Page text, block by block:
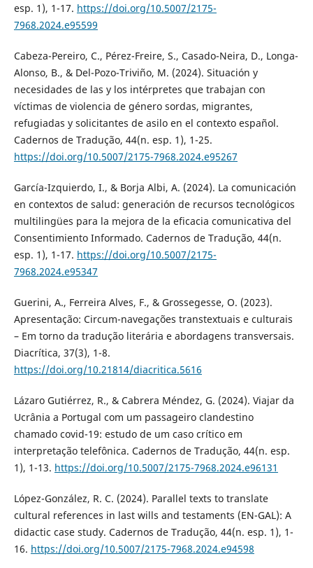
esp. 1), 1-17. https://doi.org/10.5007/2175-
7968.2024.e95599
Cabeza-Pereiro, C., Pérez-Freire, S., Casado-Neira, D., Longa-
Alonso, B., & Del-Pozo-Triviño, M. (2024). Situación y
necesidades de las y los intérpretes que trabajan con
víctimas de violencia de género sordas, migrantes,
refugiadas y solicitantes de asilo en el contexto español.
Cadernos de Tradução, 44(n. esp. 1), 1-25.
https://doi.org/10.5007/2175-7968.2024.e95267
García-Izquierdo, I., & Borja Albi, A. (2024). La comunicación
en contextos de salud: generación de recursos tecnológicos
multilingües para la mejora de la eficacia comunicativa del
Consentimiento Informado. Cadernos de Tradução, 44(n.
esp. 1), 1-17. https://doi.org/10.5007/2175-
7968.2024.e95347
Guerini, A., Ferreira Alves, F., & Grossegesse, O. (2023).
Apresentação: Circum-navegações transtextuais e culturais
– Em torno da tradução literária e abordagens transversais.
Diacrítica, 37(3), 1-8.
https://doi.org/10.21814/diacritica.5616
Lázaro Gutiérrez, R., & Cabrera Méndez, G. (2024). Viajar da
Ucrânia a Portugal com um passageiro clandestino
chamado covid-19: estudo de um caso crítico em
interpretação telefônica. Cadernos de Tradução, 44(n. esp.
1), 1-13. https://doi.org/10.5007/2175-7968.2024.e96131
López-González, R. C. (2024). Parallel texts to translate
cultural references in last wills and testaments (EN-GAL): A
didactic case study. Cadernos de Tradução, 44(n. esp. 1), 1-
16. https://doi.org/10.5007/2175-7968.2024.e94598